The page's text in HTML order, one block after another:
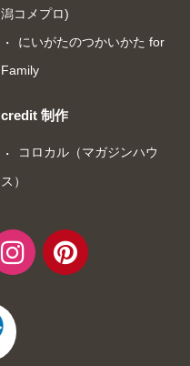
潟コメプロ)
にいがたのつかいかた for
Family
credit 制作
コロカル（マガジンハウ
ス）